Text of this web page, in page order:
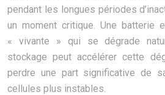
pendant les longues périodes
un moment critique. Une batterie
« vivante » qui se dégrade
stockage peut accélérer cette
perdre une part significative de
cellules plus instables.